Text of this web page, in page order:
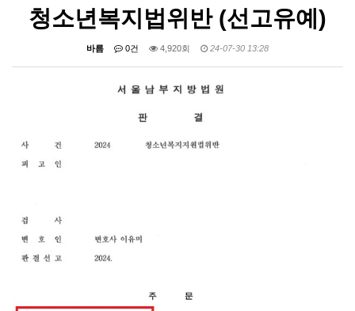
청소년복지법위반 (선고유예)
바름 0건 4,920회 24-07-30 13:28